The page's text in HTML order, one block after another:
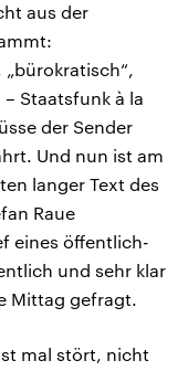
aus der
„bürokratisch“,
– Staatsfunk à la
der Sender
Und nun ist am
langer Text des
Raue
eines öffentlich-
und sehr klar
Mittag gefragt.
mal stört, nicht